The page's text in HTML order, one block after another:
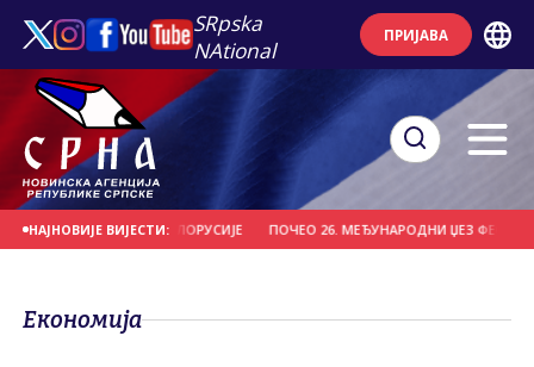
SRpska
NAtional
ПРИЈАВА
НАЈНОВИЈЕ ВИЈЕСТИ:
"ВИТЕБСК" ИЗ БЈЕЛОРУСИЈЕ ПОЧЕО 26. МЕЂУНАРОДНИ ЏЕЗ ФЕСТИВАЛ
Економија